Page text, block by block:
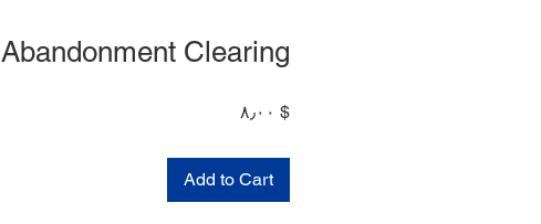
Abandonment Clearing
$ ۸٫۰۰
Add to Cart